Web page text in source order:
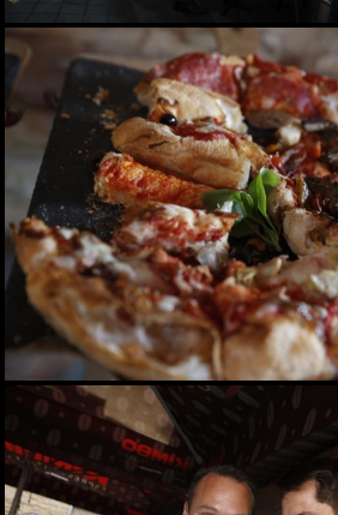
WM 2026: Ganz Graz
fieberte mit der
Nationalelf
02.07.2026
Die Innenstadt wurde zum
Laufsteg
29.06.2026
Live aus dem Rathaus:
Das war Wahlsonntag in
Graz 2026, TEIL 2
28.06.2026
Live aus dem Rathaus:
Das war Wahlsonntag in
Graz 2026, TEIL 1
28.06.2026
Pride: Graz feierte bei der
CSD-Parade unterm
Regenbogen
27.06.2026